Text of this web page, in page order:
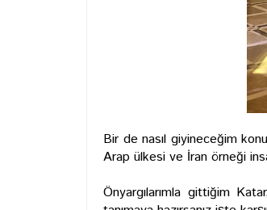
Bir de nasıl giyineceğim
Arap ülkesi ve İran örneği
Önyargılarımla gittiğim